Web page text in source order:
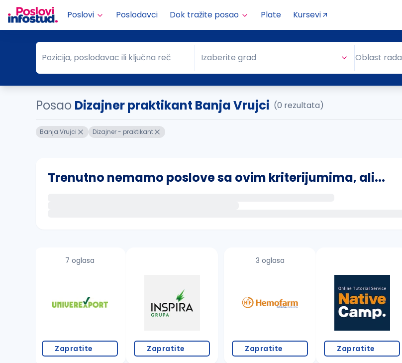
Poslovi Poslodavci Dok tražite posao Plate Kursevi
Pozicija, poslodavac ili ključna reč
Pozicija, poslodavac ili ključna reč Grad
Izaberite grad Oblast rada
Posao Dizajner praktikant Banja Vrujci (0 rezultata)
Banja Vrujci Dizajner - praktikant
Trenutno nemamo poslove sa ovim kriterijumima, ali...
proverite pravopisne greške (koristite č, ć, š, đ, ž, dž)
povećajte radijus za odabrani grad
7 oglasa
Zapratite Zapratite
3 oglasa
Zapratite Zapratite